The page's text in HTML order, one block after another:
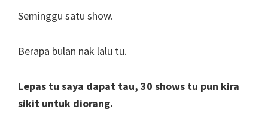
Seminggu satu show.
Berapa bulan nak lalu tu.
Lepas tu saya dapat tau, 30 shows tu pun kira
sikit untuk diorang.